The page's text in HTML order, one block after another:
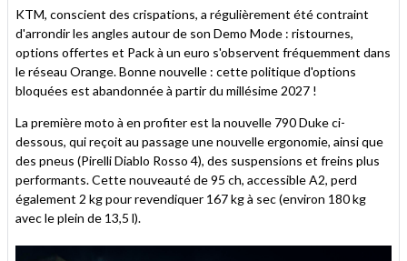
KTM, conscient des crispations, a régulièrement été contraint
d'arrondir les angles autour de son Demo Mode : ristournes,
options offertes et Pack à un euro s'observent fréquemment dans
le réseau Orange. Bonne nouvelle : cette politique d'options
bloquées est abandonnée à partir du millésime 2027 !
La première moto à en profiter est la nouvelle 790 Duke ci-
dessous, qui reçoit au passage une nouvelle ergonomie, ainsi que
des pneus (Pirelli Diablo Rosso 4), des suspensions et freins plus
performants. Cette nouveauté de 95 ch, accessible A2, perd
également 2 kg pour revendiquer 167 kg à sec (environ 180 kg
avec le plein de 13,5 l).